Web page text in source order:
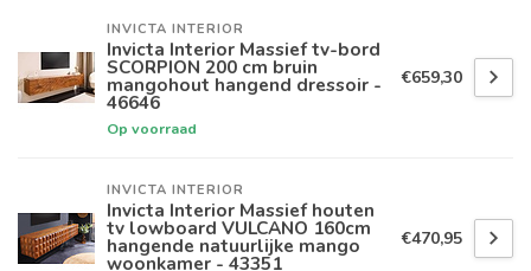
INVICTA INTERIOR
Invicta Interior Massief tv-bord
SCORPION 200 cm bruin
mangohout hangend dressoir -
46646
Op voorraad
€659,30
INVICTA INTERIOR
Invicta Interior Massief houten
tv lowboard VULCANO 160cm
hangende natuurlijke mango
woonkamer - 43351
€470,95